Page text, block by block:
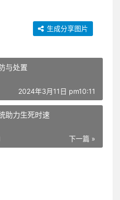
生成分享图片
与处置
2024年3月11日 pm10:11
助力生死时速
下一篇 »